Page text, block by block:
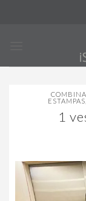
ESTAMPAS
1